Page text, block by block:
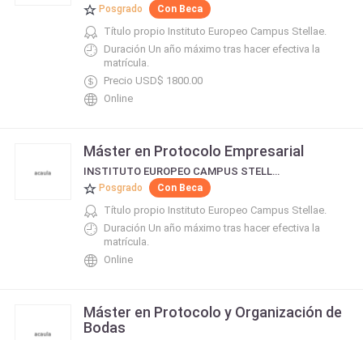
Posgrado Con Beca
Título propio Instituto Europeo Campus Stellae.
Duración Un año máximo tras hacer efectiva la
matrícula.
Precio USD$ 1800.00
Online
Máster en Protocolo Empresarial
INSTITUTO EUROPEO CAMPUS STELLAE
Posgrado Con Beca
Título propio Instituto Europeo Campus Stellae.
Duración Un año máximo tras hacer efectiva la
matrícula.
Online
Máster en Protocolo y Organización de
Bodas